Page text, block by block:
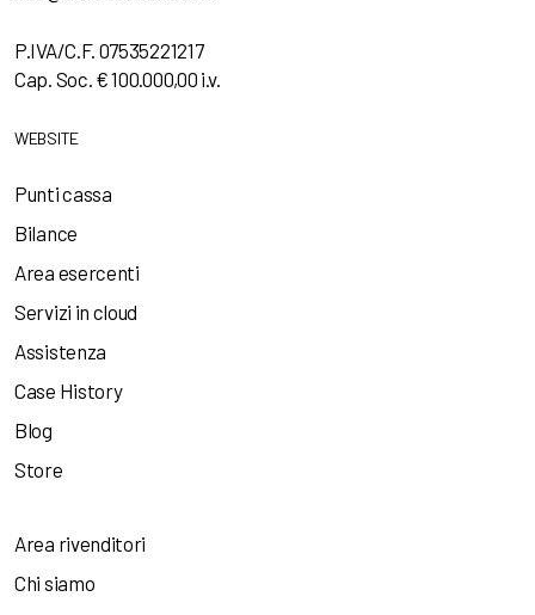
P.IVA/C.F. 07535221217
Cap. Soc. € 100.000,00 i.v.
WEBSITE
Punti cassa
Bilance
Area esercenti
Servizi in cloud
Assistenza
Case History
Blog
Store
Area rivenditori
Chi siamo